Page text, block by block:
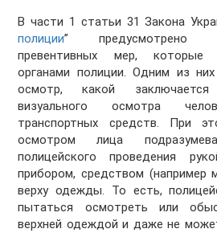
В части 1 статьи 31 Закона
полиции” предусмотрено
превентивных мер, которые
органами полиции. Одним из
осмотр, какой
визуального осмотра
транспортных средств. При
осмотром лица
полицейского проведения
прибором, средством (например
верху одежды. То есть,
пытаться осмотреть или
верхней одеждой и даже не